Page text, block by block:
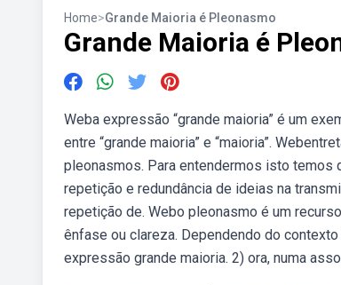
Home>Grande Maioria é Pleonasmo
Grande Maioria é
Weba expressão “grande maioria” é um
entre “grande maioria” e “maioria”.
pleonasmos. Para entendermos isto temos
repetição e redundância de ideias na
repetição de. Webo pleonasmo é um
ênfase ou clareza. Dependendo do
expressão grande maioria. 2) ora, numa